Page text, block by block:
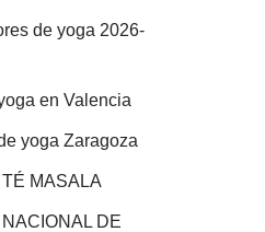
de yoga 2026-
en Valencia
yoga Zaragoza
MASALA
DE